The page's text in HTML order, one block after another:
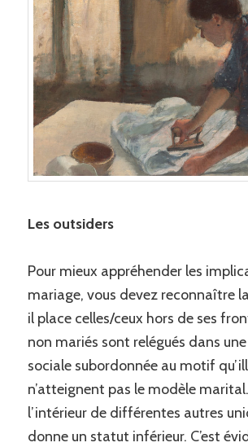
Les outsiders
Pour mieux appréhender les
mariage, vous devez reconnaître
il place celles/ceux hors de ses
non mariés sont relégués dans
sociale subordonnée au motif
n’atteignent pas le modèle
l’intérieur de différentes autres
donne un statut inférieur. C’est